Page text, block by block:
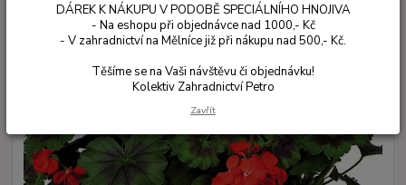
DÁREK K NÁKUPU V PODOBĚ SPECIÁLNÍHO HNOJIVA
- Na eshopu při objednávce nad 1000,- Kč
- V zahradnictví na Mělníce již při nákupu nad 500,- Kč.
Těšíme se na Vaši návštěvu či objednávku!
Kolektiv Zahradnictví Petro
Zavřít